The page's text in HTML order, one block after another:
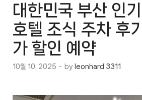
대한민국 부산 인
호텔 조식 주차 후
가 할인 예약
10월 10, 2025 - by leonhard 3311